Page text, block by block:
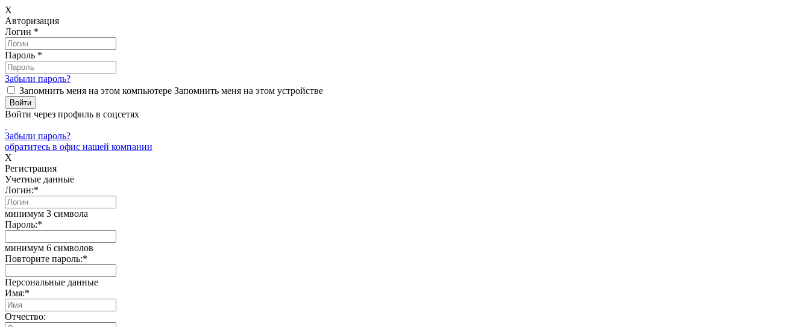
X
Авторизация
Логин *
Пароль *
Забыли пароль?
Запомнить меня на этом компьютере Запомнить меня на этом устройстве
Войти через профиль в соцсетях
Забыли пароль?
обратитесь в офис нашей компании
X
Регистрация
Учетные данные
Логин:*
минимум 3 символа
Пароль:*
минимум 6 символов
Повторите пароль:*
Персональные данные
Имя:*
Отчество: